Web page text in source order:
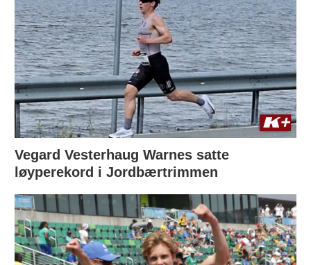
Vegard Vesterhaug Warnes satte
løyperekord i Jordbærtrimmen